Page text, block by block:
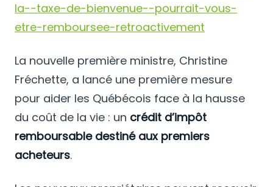
la--taxe-de-bienvenue--pourrait-vous-
etre-remboursee-retroactivement
La nouvelle première ministre, Christine
Fréchette, a lancé une première mesure
pour aider les Québécois face à la hausse
du coût de la vie : un crédit d’impôt
remboursable destiné aux premiers
acheteurs.